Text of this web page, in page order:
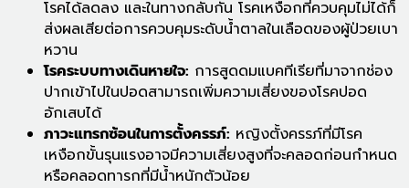
โรคได้ลดลง และในทางกลับกัน โรคเหงือกที่ควบคุมไม่ได้ก็
ส่งผลเสียต่อการควบคุมระดับน้ำตาลในเลือดของผู้ป่วยเบา
หวาน
โรคระบบทางเดินหายใจ: การสูดดมแบคทีเรียที่มาจากช่อง
ปากเข้าไปในปอดสามารถเพิ่มความเสี่ยงของโรคปอด
อักเสบได้
ภาวะแทรกซ้อนในการตั้งครรภ์: หญิงตั้งครรภ์ที่มีโรค
เหงือกขั้นรุนแรงอาจมีความเสี่ยงสูงที่จะคลอดก่อนกำหนด
หรือคลอดทารกที่มีน้ำหนักตัวน้อย